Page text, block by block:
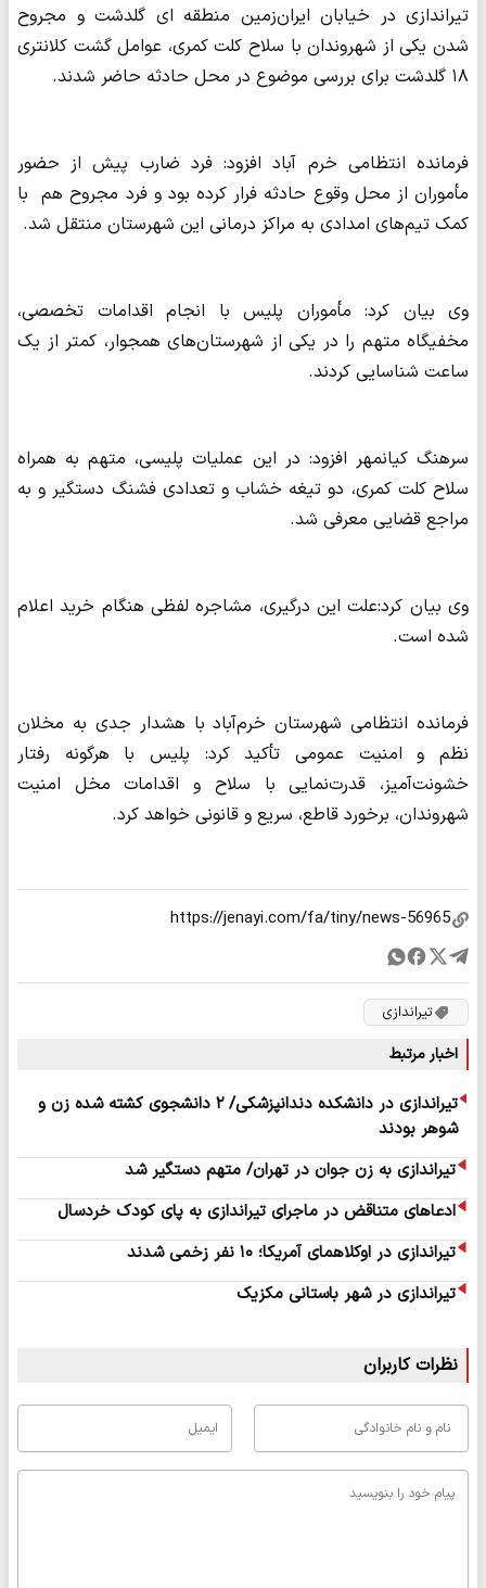
تیراندازی در خیابان ایران‌زمین منطقه ای گلدشت و مجروح
شدن یکی از شهروندان با سلاح کلت کمری، عوامل گشت کلانتری
۱۸ گلدشت برای بررسی موضوع در محل حادثه حاضر شدند.
فرمانده انتظامی خرم آباد افزود: فرد ضارب پیش از حضور
مأموران از محل وقوع حادثه فرار کرده بود و فرد مجروح هم با
کمک تیم‌های امدادی به مراکز درمانی این شهرستان منتقل شد.
وی بیان کرد: مأموران پلیس با انجام اقدامات تخصصی،
مخفیگاه متهم را در یکی از شهرستان‌های همجوار، کمتر از یک
ساعت شناسایی کردند.
سرهنگ کیانمهر افزود: در این عملیات پلیسی، متهم به همراه
سلاح کلت کمری، دو تیغه خشاب و تعدادی فشنگ دستگیر و به
مراجع قضایی معرفی شد.
وی بیان کرد:علت این درگیری، مشاجره لفظی هنگام خرید اعلام
شده است.
فرمانده انتظامی شهرستان خرم‌آباد با هشدار جدی به مخلان
نظم و امنیت عمومی تأکید کرد: پلیس با هرگونه رفتار
خشونت‌آمیز، قدرت‌نمایی با سلاح و اقدامات مخل امنیت
شهروندان، برخورد قاطع، سریع و قانونی خواهد کرد.
تیراندازی
اخبار مرتبط
تیراندازی در دانشکده دندانپزشکی/ ۲ دانشجوی کشته شده زن و
شوهر بودند
تیراندازی به زن جوان در تهران/ متهم دستگیر شد
ادعاهای متناقض در ماجرای تیراندازی به پای کودک خردسال
تیراندازی در اوکلاهمای آمریکا؛ ۱۰ نفر زخمی شدند
تیراندازی در شهر باستانی مکزیک
نظرات کاربران